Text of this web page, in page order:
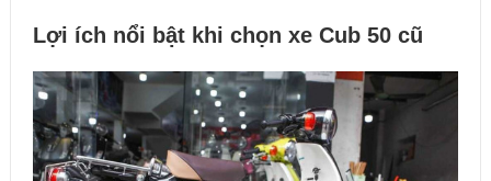
Lợi ích nổi bật khi chọn xe Cub 50 cũ